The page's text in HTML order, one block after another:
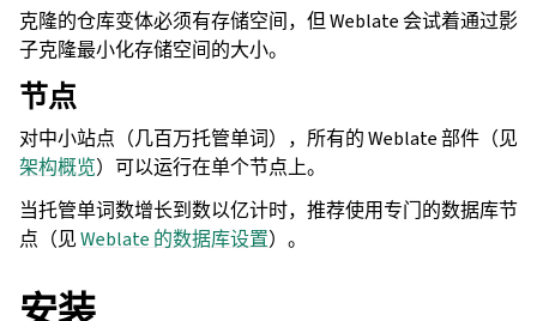
克隆的仓库变体必须有存储空间，但 Weblate 会试着通过影
子克隆最小化存储空间的大小。
节点
对中小站点（几百万托管单词），所有的 Weblate 部件（见
架构概览）可以运行在单个节点上。
当托管单词数增长到数以亿计时，推荐使用专门的数据库节
点（见Weblate 的数据库设置）。
安装